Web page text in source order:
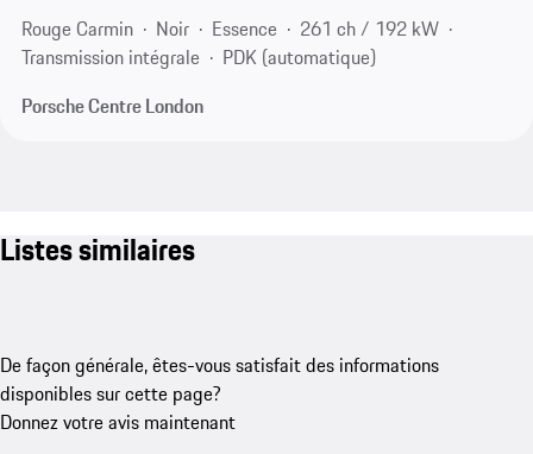
Rouge Carmin
Noir Essence
261 ch / 192 kW
Transmission intégrale
PDK (automatique)
Porsche Centre London
Listes similaires
De façon générale, êtes-vous satisfait des informations
disponibles sur cette page?
Donnez votre avis maintenant